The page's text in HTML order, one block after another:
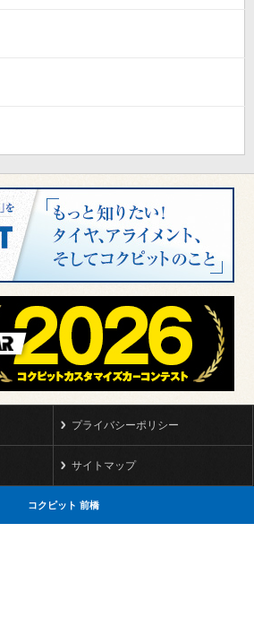
プライバシーポリシー
サイトマップ
コクピット 前橋